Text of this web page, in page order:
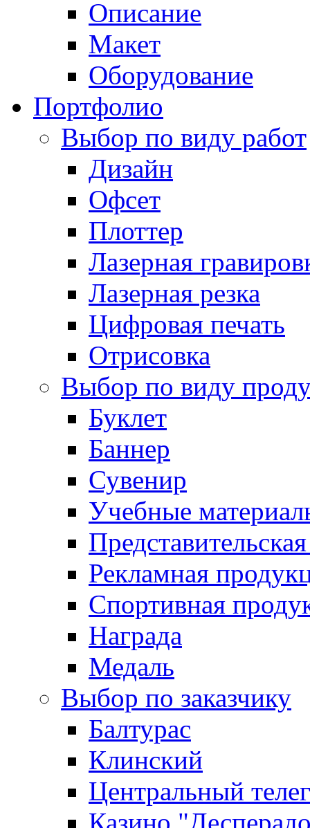
Описание
Макет
Оборудование
Портфолио
Выбор по виду работ
Дизайн
Офсет
Плоттер
Лазерная
Лазерная резка
Цифровая печать
Отрисовка
Выбор по виду
Буклет
Баннер
Сувенир
Учебные
Рекламная
Спортивная
Награда
Медаль
Выбор по заказчику
Балтурас
Клинский
Центральный